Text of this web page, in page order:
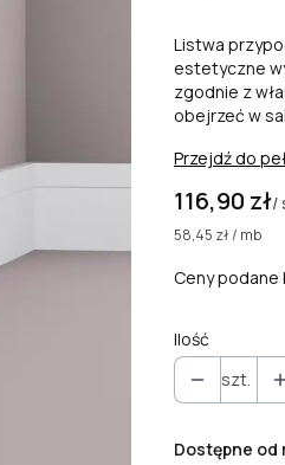
Listwa
estetyczne
zgodnie z
obejrzeć w
Przejdź do
Cena
116,90 zł/
58,45 zł / mb
Ceny
Ilość
szt.
Dostępne od